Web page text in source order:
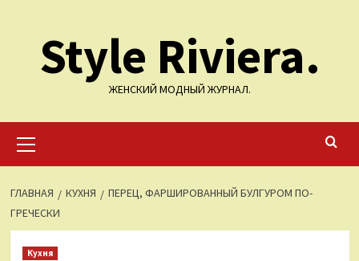
содержимомуStyle Riviera.
ЖЕНСКИЙ МОДНЫЙ ЖУРНАЛ.
меню
ГЛАВНАЯ КУХНЯ
ПЕРЕЦ, ФАРШИРОВАННЫЙ БУЛГУРОМ ПО-
ГРЕЧЕСКИ
Кухня